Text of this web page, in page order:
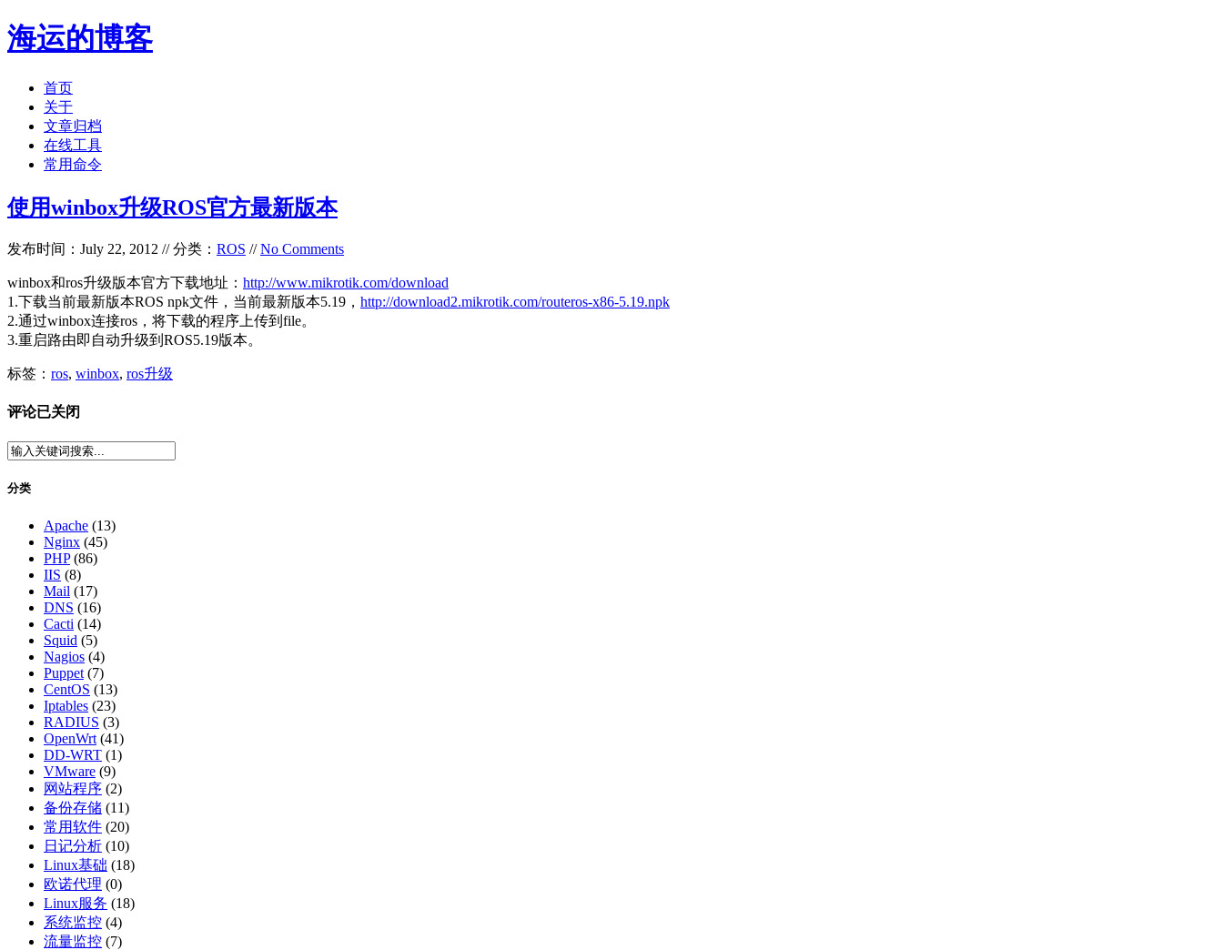
海运的博客
首页
关于
文章归档
在线工具
常用命令
使用winbox升级ROS官方最新版本
发布时间：July 22, 2012 // 分类： ROS //No Comments
winbox和ros升级版本官方下载地址： http://www.mikrotik.com/download
1.下载当前最新版本ROS npk文件，当前最新版本5.19， http://download2.mikrotik.com/routeros-x86-5.19.npk
2.通过winbox连接ros，将下载的程序上传到file。
3.重启路由即自动升级到ROS5.19版本。
标签： ros, winbox, ros升级
评论已关闭
分类
Apache (13)
Nginx (45)
PHP(86)
IIS (8)
Mail (17)
DNS (16)
Cacti (14)
Squid (5)
Nagios (4)
Puppet (7)
CentOS (13)
Iptables (23)
RADIUS (3)
OpenWrt (41)
DD-WRT (1)
VMware (9)
网站程序 (2)
备份存储 (11)
常用软件 (20)
日记分析 (10)
Linux基础 (18)
欧诺代理 (0)
Linux服务 (18)
系统监控 (4)
流量监控 (7)